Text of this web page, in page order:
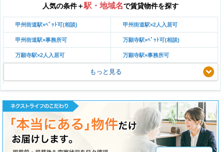
人気の条件＋駅・地域名で賃貸物件を探す
甲州街道駅×ﾍﾟｯﾄ可(相談) 甲州街道駅×2人入居可
甲州街道駅×事務所可 万願寺駅×ﾍﾟｯﾄ可(相談)
万願寺駅×2人入居可 万願寺駅×事務所可
もっと見る